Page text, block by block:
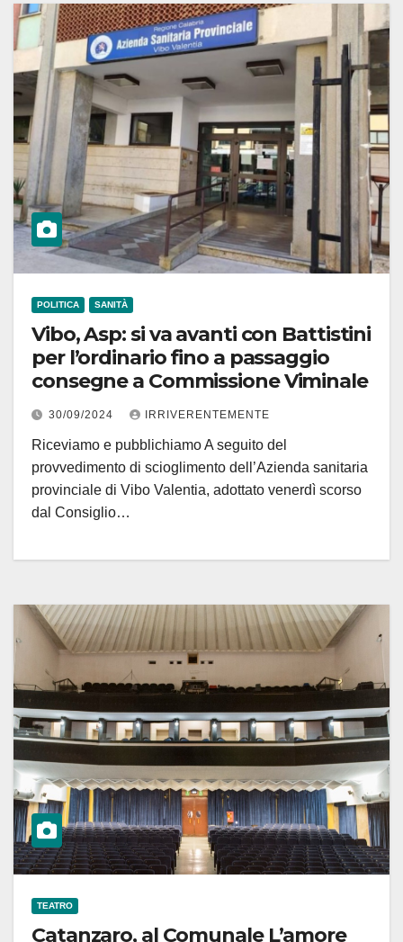
POLITICA SANITÀ
Vibo, Asp: si va avanti con Battistini
per l’ordinario fino a passaggio
consegne a Commissione Viminale
30/09/2024 IRRIVERENTEMENTE
Riceviamo e pubblichiamo A seguito del
provvedimento di scioglimento dell’Azienda sanitaria
provinciale di Vibo Valentia, adottato venerdì scorso
dal Consiglio…
TEATRO
Catanzaro, al Comunale L’amore